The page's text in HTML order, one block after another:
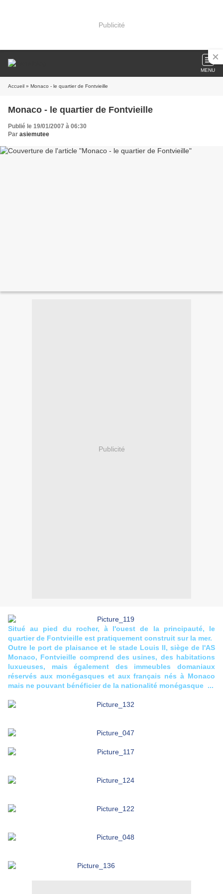
Publicité
MENU
Accueil » Monaco - le quartier de Fontvieille
Monaco - le quartier de Fontvieille
Publié le 19/01/2007 à 06:30
Par asiemutee
Publicité
Situé au pied du rocher, à l'ouest de la principauté, le
quartier de Fontvieille est pratiquement construit sur la mer.
Outre le port de plaisance et le stade Louis II, siège de l'AS
Monaco, Fontvieille comprend des usines, des habitations
luxueuses, mais également des immeubles domaniaux
réservés aux monégasques et aux français nés à Monaco
mais ne pouvant bénéficier de la nationalité monégasque ...